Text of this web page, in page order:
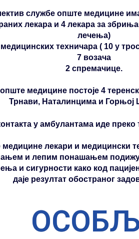
службе опште медицине
лекара и 4 лекара за
лечења)
медицинских техничара ( 10 у
7 возача
2 спремачице.
медицине постоје 4
Трнави, Наталинцима и
у амбулантама иде преко
лекари и медицински
и лепим понашањем подижу
и сигурности како код
даје резултат обостраног